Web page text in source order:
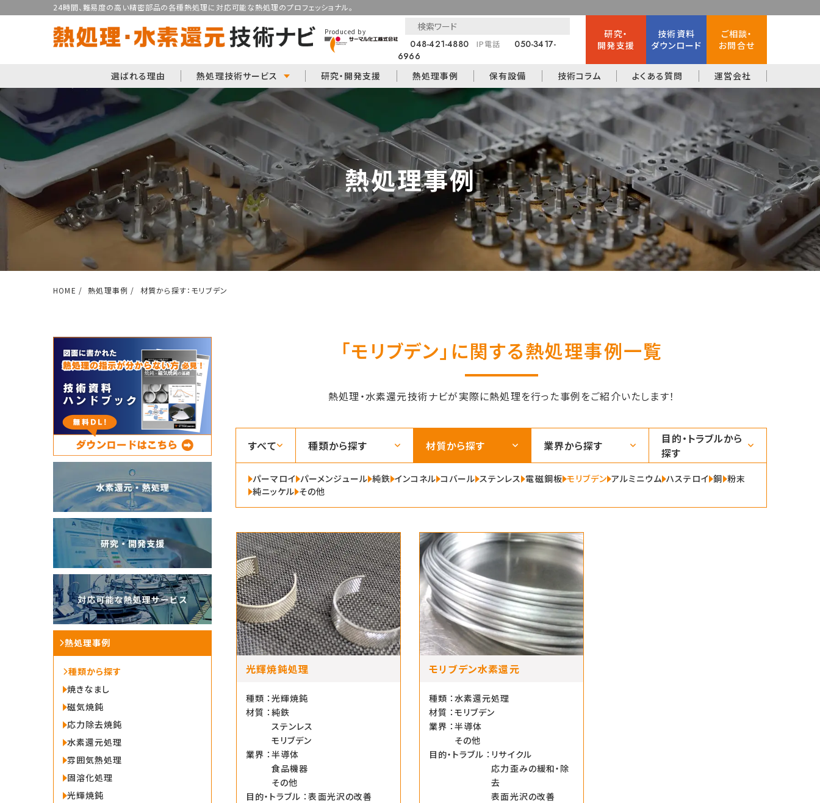
24時間、難易度の高い精密部品の各種熱処理に対応可能な熱処理のプロフェッショナル。
Produced by
048-421-4880 IP電話
050-3417-
6966
研究・
開発支援
技術資料
ダウンロード
ご相談・
お問合せ
選ばれる理由 熱処理技術サービス 研究・開発支援 熱処理事例 保有設備 技術コラム よくある質問 運営会社
熱処理事例
HOME 熱処理事例 材質から探す：モリブデン
熱処理事例
種類から探す
焼きなまし
磁気焼鈍
応力除去焼鈍
水素還元処理
雰囲気熱処理
固溶化処理
光輝焼鈍
「モリブデン」に関する熱処理事例一覧
熱処理・水素還元技術ナビが実際に熱処理を行った事例をご紹介いたします！
すべて 種類から探す 材質から探す 業界から探す
目的・トラブルから
探す
パーマロイ パーメンジュール 純鉄 インコネル コバール ステンレス 電磁鋼板 モリブデン アルミニウム ハステロイ 銅 粉末
純ニッケル その他
光輝焼鈍処理
種類 ：光輝焼鈍
材質 ：純鉄
ステンレス
モリブデン
業界 ：半導体
食品機器
その他
目的・トラブル ：表面光沢の改善
モリブデン水素還元
種類 ：水素還元処理
材質 ：モリブデン
業界 ：半導体
その他
目的・トラブル ： リサイクル
応力歪みの緩和・除
去
表面光沢の改善